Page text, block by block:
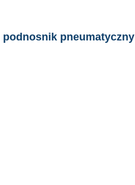
podnosnik pneumatyczny